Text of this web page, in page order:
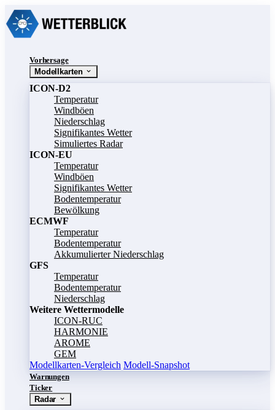
Vorhersage
Modellkarten
ICON-D2
Temperatur
Windböen
Niederschlag
Signifikantes Wetter
Simuliertes Radar
ICON-EU
Temperatur
Windböen
Signifikantes Wetter
Bodentemperatur
Bewölkung
ECMWF
Temperatur
Bodentemperatur
Akkumulierter Niederschlag
GFS
Temperatur
Bodentemperatur
Niederschlag
Weitere Wettermodelle
ICON-RUC
HARMONIE
AROME
GEM
Modellkarten-Vergleich Modell-Snapshot
Warnungen
Ticker
Radar